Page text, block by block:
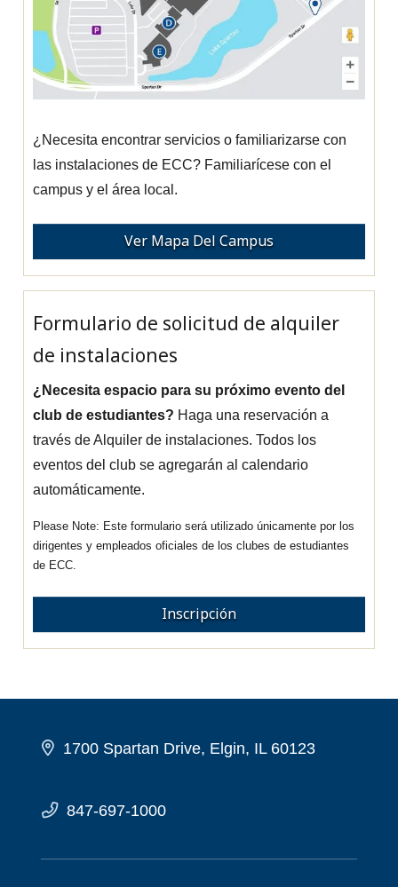
¿Necesita encontrar servicios o familiarizarse con
las instalaciones de ECC? Familiarícese con el
campus y el área local.
Ver Mapa Del Campus
Formulario de solicitud de alquiler
de instalaciones
¿Necesita espacio para su próximo evento del
club de estudiantes? Haga una reservación a
través de Alquiler de instalaciones. Todos los
eventos del club se agregarán al calendario
automáticamente.
Este formulario será utilizado únicamente por los
dirigentes y empleados oficiales de los clubes de estudiantes
de ECC.
Inscripción
1700 Spartan Drive, Elgin, IL 60123
847-697-1000